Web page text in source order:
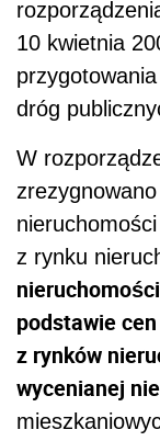
10 kwietnia
dróg
W
z rynku
podstawie
z rynków
wycenianej